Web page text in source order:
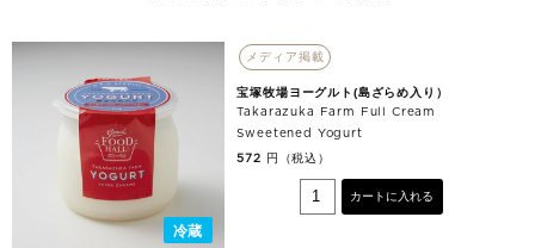
冷蔵
メディア掲載
宝塚牧場ヨーグルト(島ざらめ入り）
Takarazuka Farm Full Cream
Sweetened Yogurt
572 円（税込）
カートに入れる